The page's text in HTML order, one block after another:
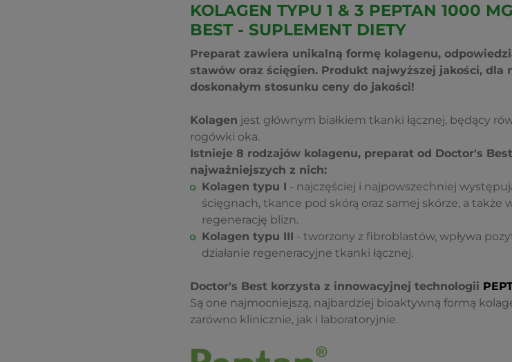
KOLAGEN TYPU 1 & 3 PEPTAN 1000
BEST - SUPLEMENT DIETY
Preparat zawiera unikalną formę kolagenu,
stawów oraz ścięgien. Produkt najwyższej jakości, dla
doskonałym stosunku ceny do jakości!
Kolagen jest głównym białkiem tkanki łącznej, będący
rogówki oka.
Istnieje 8 rodzajów kolagenu, preparat od Doctor's
najważniejszych z nich:
Kolagen typu I - najczęściej i najpowszechniej
ścięgnach, tkance pod skórą oraz samej skórze, a
regenerację blizn.
Kolagen typu III - tworzony z fibroblastów, wpływa
działanie regeneracyjne tkanki łącznej.
Doctor's Best korzysta z innowacyjnej technologii
Są one najmocniejszą, najbardziej bioaktywną formą
zarówno klinicznie, jak i laboratoryjnie.